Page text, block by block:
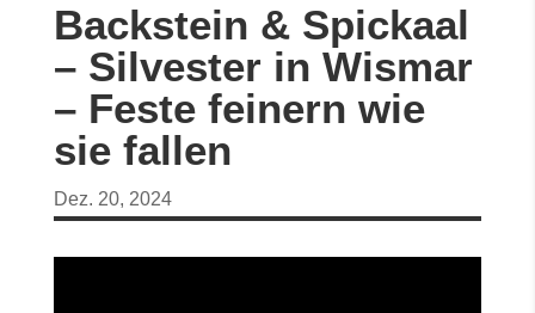
Backstein & Spickaal
– Silvester in Wismar
– Feste feinern wie
sie fallen
Dez. 20, 2024